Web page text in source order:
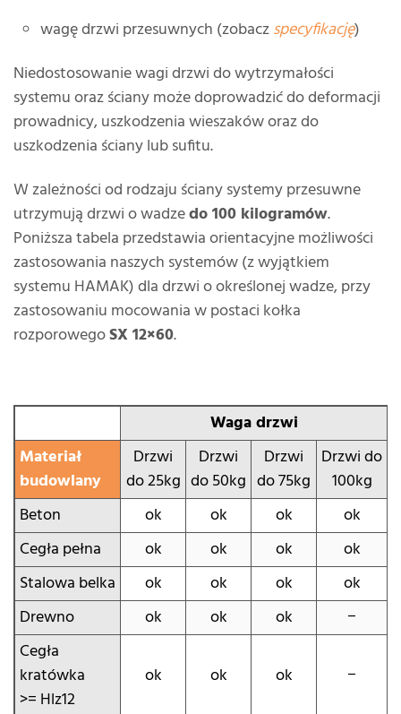
wagę drzwi przesuwnych (zobaczspecyfikację)
Niedostosowanie wagi drzwi do wytrzymałości
systemu oraz ściany może doprowadzić do deformacji
prowadnicy, uszkodzenia wieszaków oraz do
uszkodzenia ściany lub sufitu.
W zależności od rodzaju ściany systemy przesuwne
utrzymują drzwi o wadzedo 100 kilogramów.
Poniższa tabela przedstawia orientacyjne możliwości
zastosowania naszych systemów (z wyjątkiem
systemu HAMAK) dla drzwi o określonej wadze, przy
zastosowaniu mocowania w postaci kołka
rozporowegoSX 12×60.
Waga drzwi
Materiał
budowlany
Drzwi
do 25kg
Drzwi
do 50kg
Drzwi
do 75kg
Drzwi do
100kg
Beton
ok ok ok
ok
Cegła pełna
ok ok ok
ok
Stalowa belka
ok ok ok
ok
Drewno
ok ok ok
−
Cegła
kratówka
>= Hlz12
ok ok ok −